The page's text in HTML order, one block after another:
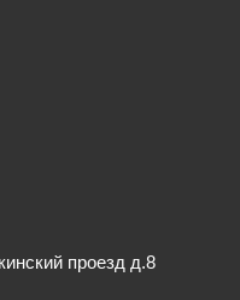
проезд д.8